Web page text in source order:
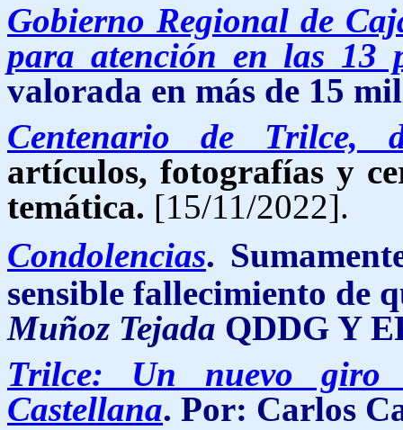
Gobierno Regional de
para atención en las 13
valorada en más de 15
Centenario de Trilce,
artículos, fotografías y
temática. [15/11/2022].
Condolencias.
sensible fallecimiento de
Muñoz Tejada QDDG Y
Trilce: Un nuevo
Castellana. Por: Carlos